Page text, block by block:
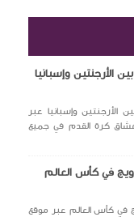
الأرجنتين وإسبانيا
وإسبانيا عبر
أنظار عشاق كرة القدم في جميع
في كأس العالم
في كأس العالم عبر موقع